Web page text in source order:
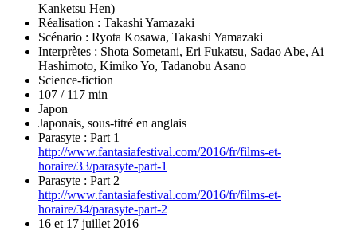
Kanketsu Hen)
Réalisation : Takashi Yamazaki
Scénario : Ryota Kosawa, Takashi Yamazaki
Interprètes : Shota Sometani, Eri Fukatsu, Sadao Abe, Ai
Hashimoto, Kimiko Yo, Tadanobu Asano
Science-fiction
107 / 117 min
Japon
Japonais, sous-titré en anglais
Parasyte : Part 1
http://www.fantasiafestival.com/2016/fr/films-et-
horaire/33/parasyte-part-1
Parasyte : Part 2
http://www.fantasiafestival.com/2016/fr/films-et-
horaire/34/parasyte-part-2
16 et 17 juillet 2016